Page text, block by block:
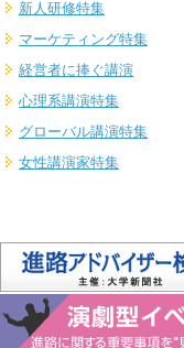
新人研修特集
マーケティング特集
経営者に捧ぐ講演
心理系講演特集
グローバル講演特集
女性講演家特集